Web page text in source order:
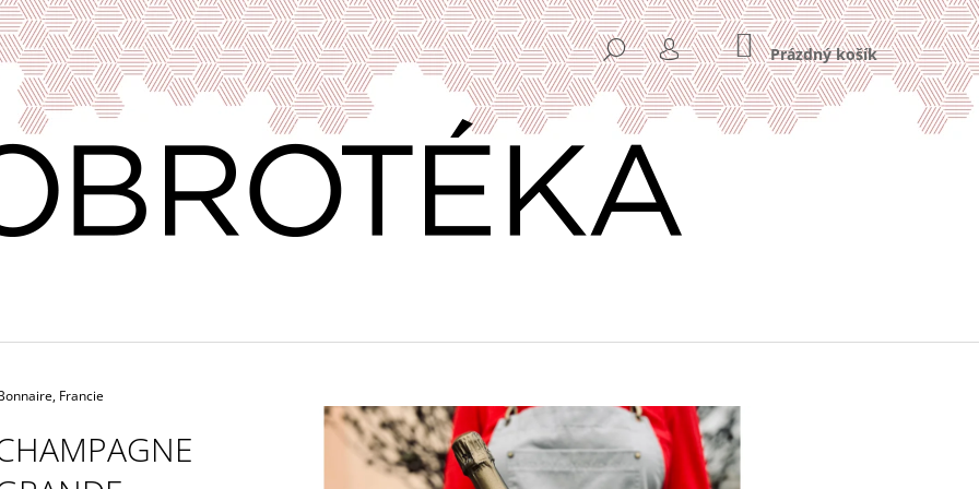
HLEDAT
PŘIHLÁŠENÍ
NÁKUPNÍ
KOŠÍK
Prázdný košík
Francie
CO POTŘEBUJETE NAJÍT?
HLEDAT
VÍNO & DOBROTY 11